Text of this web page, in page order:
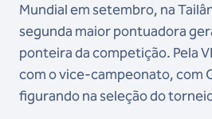
Mundial em setembro, na
segunda maior pontuadora
ponteira da competição. Pela
com o vice-campeonato, com
figurando na seleção do